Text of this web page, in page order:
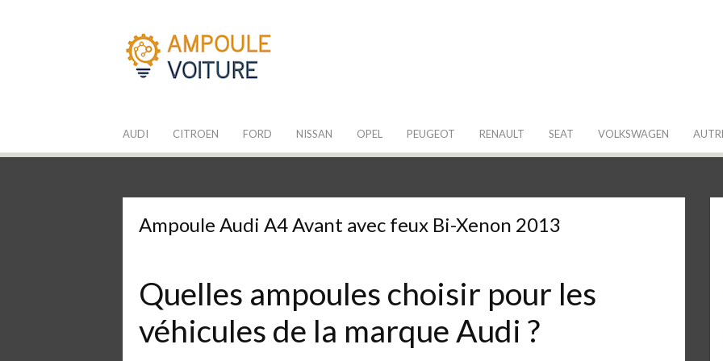
AUDI CITROEN FORD NISSAN OPEL PEUGEOT RENAULT SEAT VOLKSWAGEN
Ampoule Audi A4 Avant avec feux Bi-Xenon 2013
Quelles ampoules choisir pour les
véhicules de la marque Audi ?